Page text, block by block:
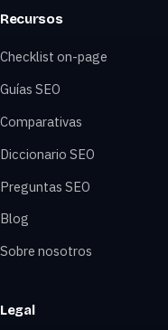
Recursos
Checklist on-page
Guías SEO
Comparativas
Diccionario SEO
Preguntas SEO
Blog
Sobre nosotros
Legal